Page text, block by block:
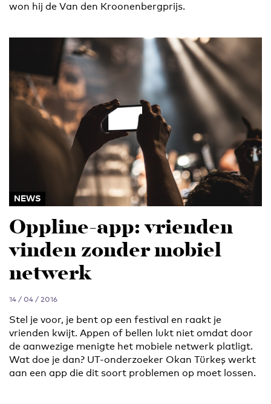
won hij de Van den Kroonenbergprijs.
NEWS
Oppline-app: vrienden
vinden zonder mobiel
netwerk
14 / 04 / 2016
Stel je voor, je bent op een festival en raakt je
vrienden kwijt. Appen of bellen lukt niet omdat door
de aanwezige menigte het mobiele netwerk platligt.
Wat doe je dan? UT-onderzoeker Okan Türkeş werkt
aan een app die dit soort problemen op moet lossen.